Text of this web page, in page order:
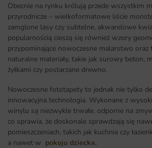
Obecnie na rynku królują przede wszystkim
przyrodnicze – wielkoformatowe liście
zamglone lasy czy subtelne, akwarelowe
popularnością cieszą się również wzory
przypominające nowoczesne malarstwo
naturalne materiały, takie jak surowy beton,
żyłkami czy postarzane drewno.
Nowoczesne fototapety to jednak nie tylko
innowacyjna technologia. Wykonane z
winylu są niezwykle trwałe, odporne na
co sprawia, że doskonale sprawdzają się
pomieszczeniach, takich jak kuchnia czy
a nawet w pokoju dziecka,